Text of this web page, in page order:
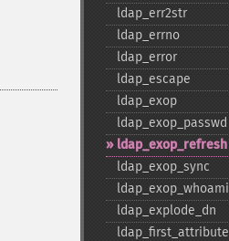
ldap_​err2str
ldap_​errno
ldap_​error
ldap_​escape
ldap_​exop
ldap_​exop_​passwd
ldap_​exop_​refresh
ldap_​exop_​sync
ldap_​exop_​whoami
ldap_​explode_​dn
ldap_​first_​attribute